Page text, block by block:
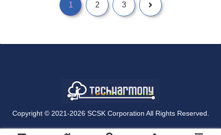
1 2 3
Copyright © 2021-2026 SCSK Corporation All Rights Reserved.